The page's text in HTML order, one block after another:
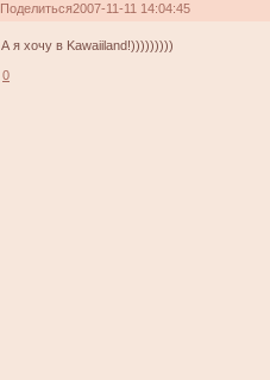
Поделиться2007-11-11 14:04:45
А я хочу в Kawaiiland!)))))))))
0